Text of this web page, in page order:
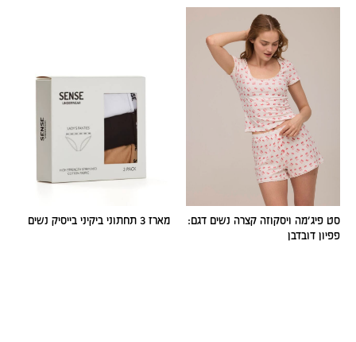
סט פיג׳מה ויסקוזה קצרה נשים דגם:
פפיון דובדבן
מארז 3 תחתוני ביקיני בייסיק נשים